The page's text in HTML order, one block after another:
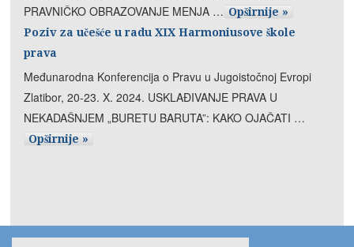
PRAVNIČKO OBRAZOVANJE MENJA … Opširnije »
Poziv za učešće u radu XIX Harmoniusove škole
prava
Međunarodna Konferencija o Pravu u Jugoistočnoj Evropi
Zlatibor, 20-23. X. 2024. USKLAĐIVANJE PRAVA U
NEKADAŠNJEM „BURETU BARUTA”: KAKO OJAČATI …
Opširnije »